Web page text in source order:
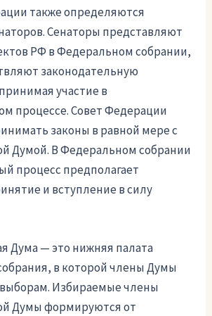
также определяются
Сенаторы представляют
РФ в Федеральном собрании,
законодательную
участие в
процессе. Совет Федерации
законы в равной мере с
Думой. В Федеральном собрании
процесс предполагает
и вступление в силу
Дума — это нижняя палата
в которой члены Думы
Избираемые члены
Думы формируются от